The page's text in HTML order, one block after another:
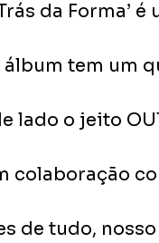
da Forma’
tem um
o jeito
colaboração
de tudo,